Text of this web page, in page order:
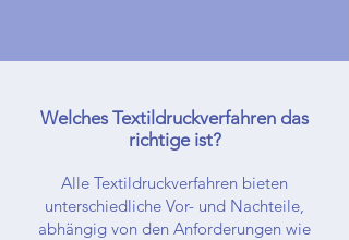
Welches Textildruckverfahren das
richtige ist?
Alle Textildruckverfahren bieten
unterschiedliche Vor- und Nachteile,
abhängig von den Anforderungen wie